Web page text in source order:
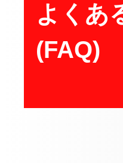
よくあ
(FAQ)